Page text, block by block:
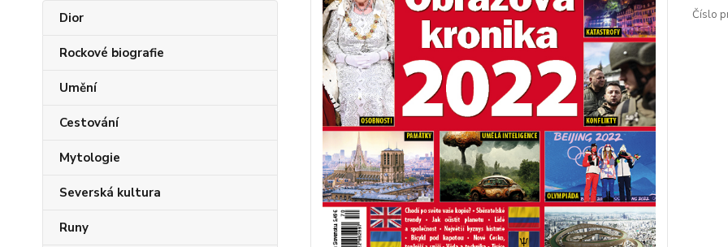
Dior
Rockové biografie
Umění
Cestování
Mytologie
Severská kultura
Runy
Číslo